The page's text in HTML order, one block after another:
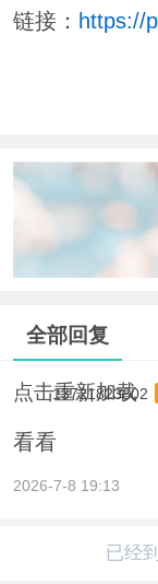
链接： https://
全部回复
点击重新加载
13721823802
看看
2026-7-8 19:13
已经